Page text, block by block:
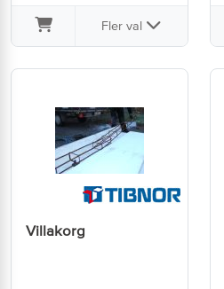
Fler val
Villakorg